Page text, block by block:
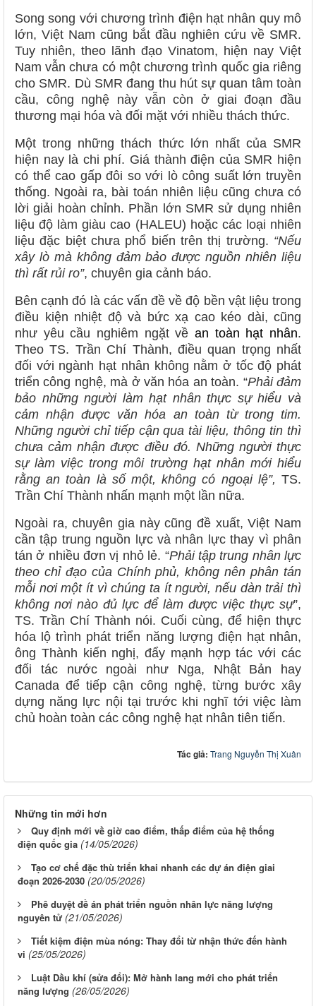
Song song với chương trình điện hạt nhân quy mô
lớn, Việt Nam cũng bắt đầu nghiên cứu về SMR.
Tuy nhiên, theo lãnh đạo Vinatom, hiện nay Việt
Nam vẫn chưa có một chương trình quốc gia riêng
cho SMR. Dù SMR đang thu hút sự quan tâm toàn
cầu, công nghệ này vẫn còn ở giai đoạn đầu
thương mại hóa và đối mặt với nhiều thách thức.
Một trong những thách thức lớn nhất của SMR
hiện nay là chi phí. Giá thành điện của SMR hiện
có thể cao gấp đôi so với lò công suất lớn truyền
thống. Ngoài ra, bài toán nhiên liệu cũng chưa có
lời giải hoàn chỉnh. Phần lớn SMR sử dụng nhiên
liệu độ làm giàu cao (HALEU) hoặc các loại nhiên
liệu đặc biệt chưa phổ biến trên thị trường. “Nếu
xây lò mà không đảm bảo được nguồn nhiên liệu
thì rất rủi ro”, chuyên gia cảnh báo.
Bên cạnh đó là các vấn đề về độ bền vật liệu trong
điều kiện nhiệt độ và bức xạ cao kéo dài, cũng
như yêu cầu nghiêm ngặt về an toàn hạt nhân.
Theo TS. Trần Chí Thành, điều quan trọng nhất
đối với ngành hạt nhân không nằm ở tốc độ phát
triển công nghệ, mà ở văn hóa an toàn. “Phải đảm
bảo những người làm hạt nhân thực sự hiểu và
cảm nhận được văn hóa an toàn từ trong tim.
Những người chỉ tiếp cận qua tài liệu, thông tin thì
chưa cảm nhận được điều đó. Những người thực
sự làm việc trong môi trường hạt nhân mới hiểu
rằng an toàn là số một, không có ngoại lệ”, TS.
Trần Chí Thành nhấn mạnh một lần nữa.
Ngoài ra, chuyên gia này cũng đề xuất, Việt Nam
cần tập trung nguồn lực và nhân lực thay vì phân
tán ở nhiều đơn vị nhỏ lẻ. “Phải tập trung nhân lực
theo chỉ đạo của Chính phủ, không nên phân tán
mỗi nơi một ít vì chúng ta ít người, nếu dàn trải thì
không nơi nào đủ lực để làm được việc thực sự”,
TS. Trần Chí Thành nói. Cuối cùng, để hiện thực
hóa lộ trình phát triển năng lượng điện hạt nhân,
ông Thành kiến nghị, đẩy mạnh hợp tác với các
đối tác nước ngoài như Nga, Nhật Bản hay
Canada để tiếp cận công nghệ, từng bước xây
dựng năng lực nội tại trước khi nghĩ tới việc làm
chủ hoàn toàn các công nghệ hạt nhân tiên tiến.
Tác giả: Trang Nguyễn Thị Xuân
Những tin mới hơn
Quy định mới về giờ cao điểm, thấp điểm của hệ thống
điện quốc gia (14/05/2026)
Tạo cơ chế đặc thù triển khai nhanh các dự án điện giai
đoạn 2026-2030 (20/05/2026)
Phê duyệt đề án phát triển nguồn nhân lực năng lượng
nguyên tử (21/05/2026)
Tiết kiệm điện mùa nóng: Thay đổi từ nhận thức đến hành
vi (25/05/2026)
Luật Dầu khí (sửa đổi): Mở hành lang mới cho phát triển
năng lượng (26/05/2026)